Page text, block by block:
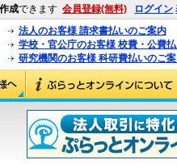
成できます 会員登録(無料) ログイン
法人のお客様 請求書払いのご案内
学校・官公庁のお客様 校費・公費
研究機関のお客様 科研費払いのご